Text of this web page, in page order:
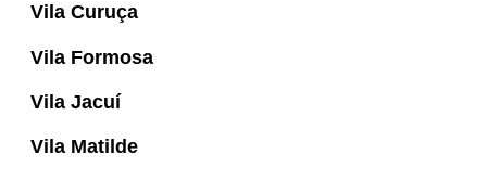
Vila Curuça
Vila Formosa
Vila Jacuí
Vila Matilde